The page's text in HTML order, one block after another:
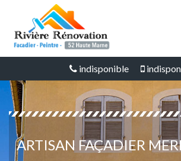
indisponible
ARTISAN FAÇADIER